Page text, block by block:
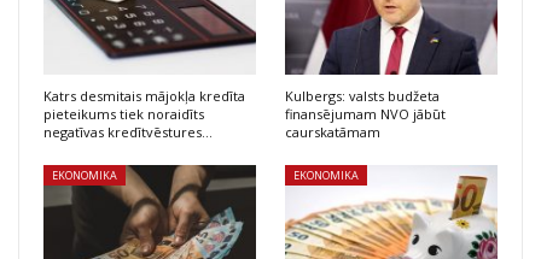
Katrs desmitais mājokļa kredīta
pieteikums tiek noraidīts
negatīvas kredītvēstures…
Kulbergs: valsts budžeta
finansējumam NVO jābūt
caurskatāmam
EKONOMIKA EKONOMIKA